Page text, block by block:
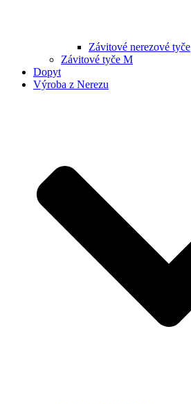
Závitové nerezové tyče
Závitové tyče M
Dopyt
Výroba z Nerezu